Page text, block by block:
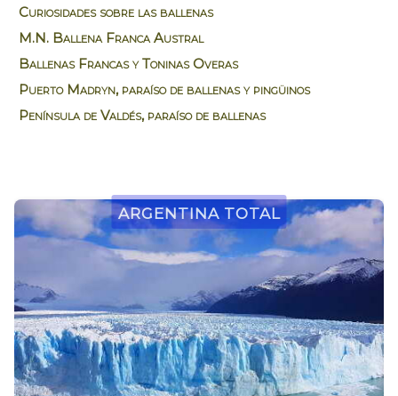
Curiosidades sobre las ballenas
M.N. Ballena Franca Austral
Ballenas Francas y Toninas Overas
Puerto Madryn, paraíso de ballenas y pingüinos
Península de Valdés, paraíso de ballenas
Argentina Total